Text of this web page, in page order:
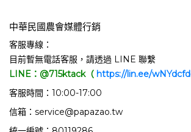
中華民國農會媒體行銷
客服專線：
目前暫無電話客服，請透過 LINE 聯繫
LINE：@715ktack（ https://lin.ee/wNYdcfd
客服時間：10:00-17:00
信箱：service@papazao.tw